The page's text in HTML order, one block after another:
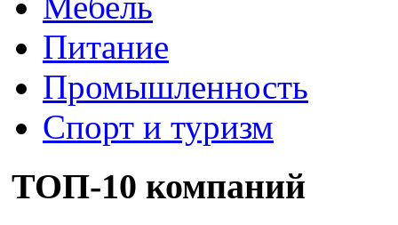
Питание
Промышленность
Спорт и туризм
ТОП-10 компаний